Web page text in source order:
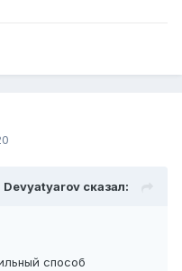
Devyatyarov сказал:
способ